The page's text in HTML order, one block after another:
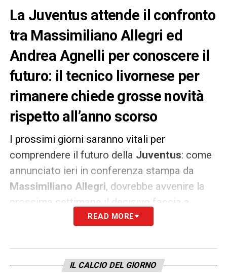
La Juventus attende il confronto
tra Massimiliano Allegri ed
Andrea Agnelli per conoscere il
futuro: il tecnico livornese per
rimanere chiede grosse novità
rispetto all’anno scorso
I prossimi giorni saranno vitali per
comprendere il futuro della Juventus: come
annunciato ieri in conferenza stampa da
Massimiliano Allegri, dovrebbe avvenire la
prossima settimane il decisivo faccia a
faccia con il presidenteAndrea Agnelli
prossima stagione. Sul piatto resta proprio la
permanenza di Allegri stesso, che ha un
READ MORE
IL CALCIO DEL GIORNO